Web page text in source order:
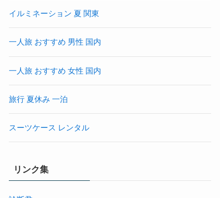
イルミネーション 夏 関東
一人旅 おすすめ 男性 国内
一人旅 おすすめ 女性 国内
旅行 夏休み 一泊
スーツケース レンタル
リンク集